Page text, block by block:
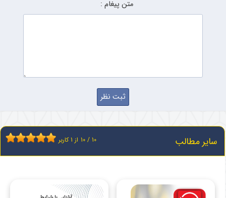
متن پیغام :
سایر مطالب 10 / 10 از 1کاربر